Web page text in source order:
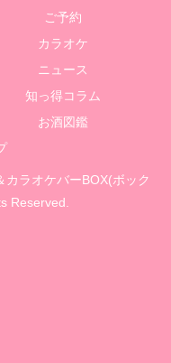
ご予約
カラオケ
ニュース
知っ得コラム
お酒図鑑
ラオケバーBOX(ボック
Reserved.